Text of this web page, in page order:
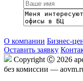
О компании Бизнес-
Оставить заявку
Copyright Ⓒ 2026
без комиссии —